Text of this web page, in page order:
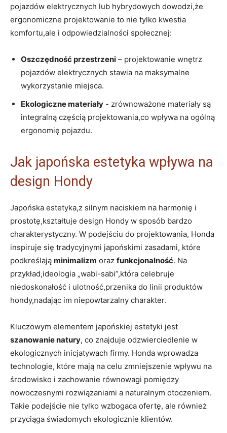
pojazdów elektrycznych lub hybrydowych dowodzi,że
ergonomiczne projektowanie to nie tylko kwestia
komfortu,ale ⁢i odpowiedzialności społecznej:
Oszczędność przestrzeni – projektowanie wnętrz
pojazdów ⁢elektrycznych stawia na maksymalne
wykorzystanie⁢ miejsca.
Ekologiczne materiały -​ zrównoważone materiały są
integralną częścią projektowania,co wpływa⁤ na ogólną
ergonomię pojazdu.
Jak japońska estetyka wpływa na
design Hondy
Japońska estetyka,z silnym naciskiem na harmonię i​
prostotę,kształtuje⁣ design Hondy w sposób bardzo
‌charakterystyczny.⁢ W podejściu do projektowania, Honda
‍inspiruje się tradycyjnymi japońskimi zasadami, które
podkreślają minimalizm oraz funkcjonalność. Na
przykład,ideologia „wabi-sabi”,która celebruje
niedoskonałość i ulotność,przenika​ do linii produktów
⁤hondy,nadając im niepowtarzalny charakter.
Kluczowym elementem ⁣japońskiej estetyki jest
szanowanie natury, co znajduje odzwierciedlenie w
ekologicznych inicjatywach firmy.‍ Honda⁣ wprowadza
technologie, które mają⁢ na celu zmniejszenie wpływu ⁢na
środowisko i zachowanie równowagi pomiędzy
nowoczesnymi rozwiązaniami a naturalnym otoczeniem.
Takie ⁣podejście nie tylko ⁢wzbogaca ofertę,⁤ ale ‍również
przyciąga świadomych ekologicznie klientów.